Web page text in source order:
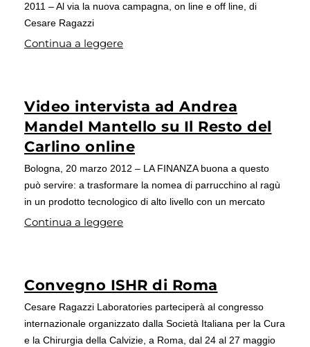
2011 – Al via la nuova campagna, on line e off line, di
Cesare Ragazzi
Continua a leggere
Video intervista ad Andrea
Mandel Mantello su Il Resto del
Carlino online
Bologna, 20 marzo 2012 – LA FINANZA buona a questo
può servire: a trasformare la nomea di parrucchino al ragù
in un prodotto tecnologico di alto livello con un mercato
Continua a leggere
Convegno ISHR di Roma
Cesare Ragazzi Laboratories parteciperà al congresso
internazionale organizzato dalla Società Italiana per la Cura
e la Chirurgia della Calvizie, a Roma, dal 24 al 27 maggio